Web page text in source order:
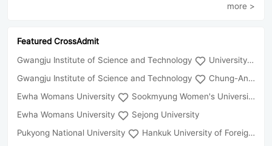
more >
Featured CrossAdmit
Gwangju Institute of Science and Technology
University of Seoul
Gwangju Institute of Science and Technology
Chung-Ang University
Ewha Womans University
Sookmyung Women's University
Ewha Womans University
Sejong University
Pukyong National University
Hankuk University of Foreign Studies(Global Campus